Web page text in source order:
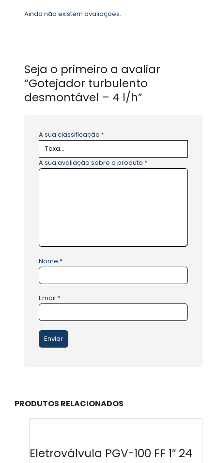
Ainda não existem avaliações.
Seja o primeiro a avaliar
“Gotejador turbulento
desmontável – 4 l/h”
A sua classificação *
A sua avaliação sobre o produto *
Nome *
Email *
PRODUTOS RELACIONADOS
Eletroválvula PGV-100 FF 1″ 24